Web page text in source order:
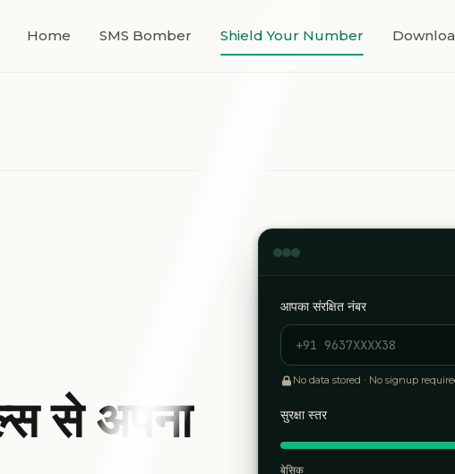
Home SMS Bomber Shield Your Number
से अपना
आपका संरक्षित नंबर
No data stored · No signup
सुरक्षा स्तर
बेसिक